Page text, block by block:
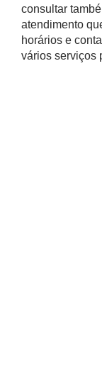
consultar
atendimento
horários e
vários serviços